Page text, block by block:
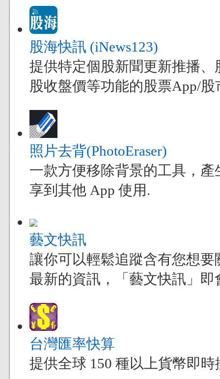
股海快訊 (iNews123)
提供特定個股新聞更新推播
股收盤價等功能的股票App/股
照片去背(PhotoEraser)
一款方便移除背景的工具，
享到其他 App 使用.
藝文快訊
讓你可以輕鬆追蹤含有您想
最新的資訊，「藝文快訊」即
台灣匯率快算
提供全球 150 種以上貨幣即